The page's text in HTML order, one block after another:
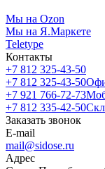
Мы на Ozon
Мы на Я.Маркете
Teletype
Контакты
+7 812 325-43-50
+7 812 325-43-50
+7 921 766-72-73
+7 812 335-42-50
Заказать звонок
E-mail
mail@sidose.ru
Адрес